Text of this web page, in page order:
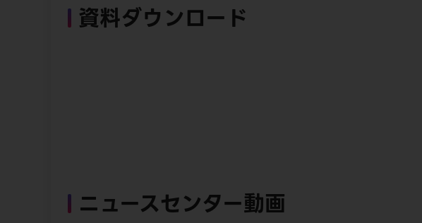
資料ダウンロード
ニュースセンター動画